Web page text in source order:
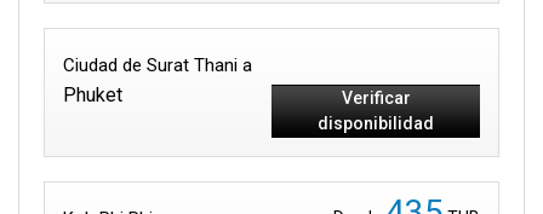
Ciudad de Surat Thani a
Phuket
Verificar
disponibilidad